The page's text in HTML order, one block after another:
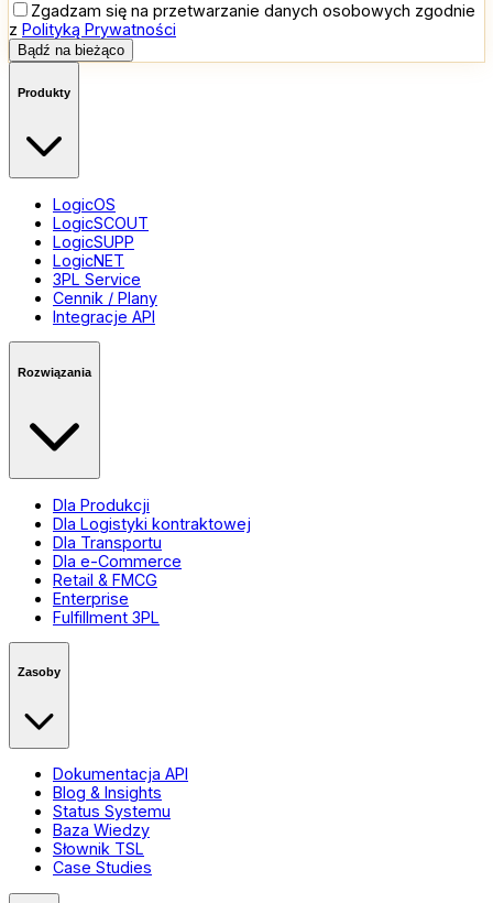
Zgadzam się na przetwarzanie danych osobowych zgodnie
z Polityką Prywatności
Bądź na bieżąco
Produkty
LogicOS
LogicSCOUT
LogicSUPP
LogicNET
3PL Service
Cennik / Plany
Integracje API
Rozwiązania
Dla Produkcji
Dla Logistyki kontraktowej
Dla Transportu
Dla e-Commerce
Retail & FMCG
Enterprise
Fulfillment 3PL
Zasoby
Dokumentacja API
Blog & Insights
Status Systemu
Baza Wiedzy
Słownik TSL
Case Studies